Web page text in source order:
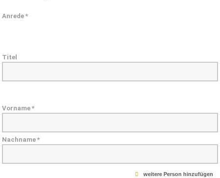
Anrede*
Titel
Vorname*
Nachname*
weitere Person hinzufügen